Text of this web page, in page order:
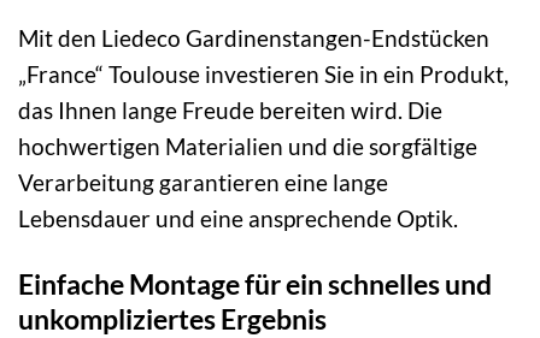
Mit den Liedeco Gardinenstangen-Endstücken
„France“ Toulouse investieren Sie in ein Produkt,
das Ihnen lange Freude bereiten wird. Die
hochwertigen Materialien und die sorgfältige
Verarbeitung garantieren eine lange
Lebensdauer und eine ansprechende Optik.
Einfache Montage für ein schnelles und
unkompliziertes Ergebnis